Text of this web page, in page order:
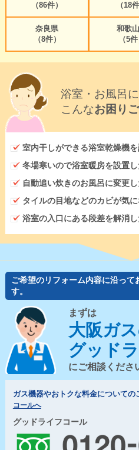
（86件）
（18件
奈良県
（8件）
和歌
（5件
浴室・お風呂
こんなお困り
室内干しができる浴室乾燥機
冬場寒いので浴室暖房を設置
自動追い炊きのお風呂に変更
タイルの目地などのカビが気
浴室の入口にある段差を解消
ご希望のリフォーム内容に沿って
す。
まずは
大阪ガ
グッド
にご相談くださ
ガス機器やおトクな料金についての
コールへ
グッドライフコール